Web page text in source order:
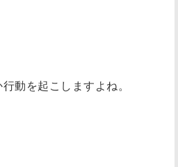
動を起こしますよね。